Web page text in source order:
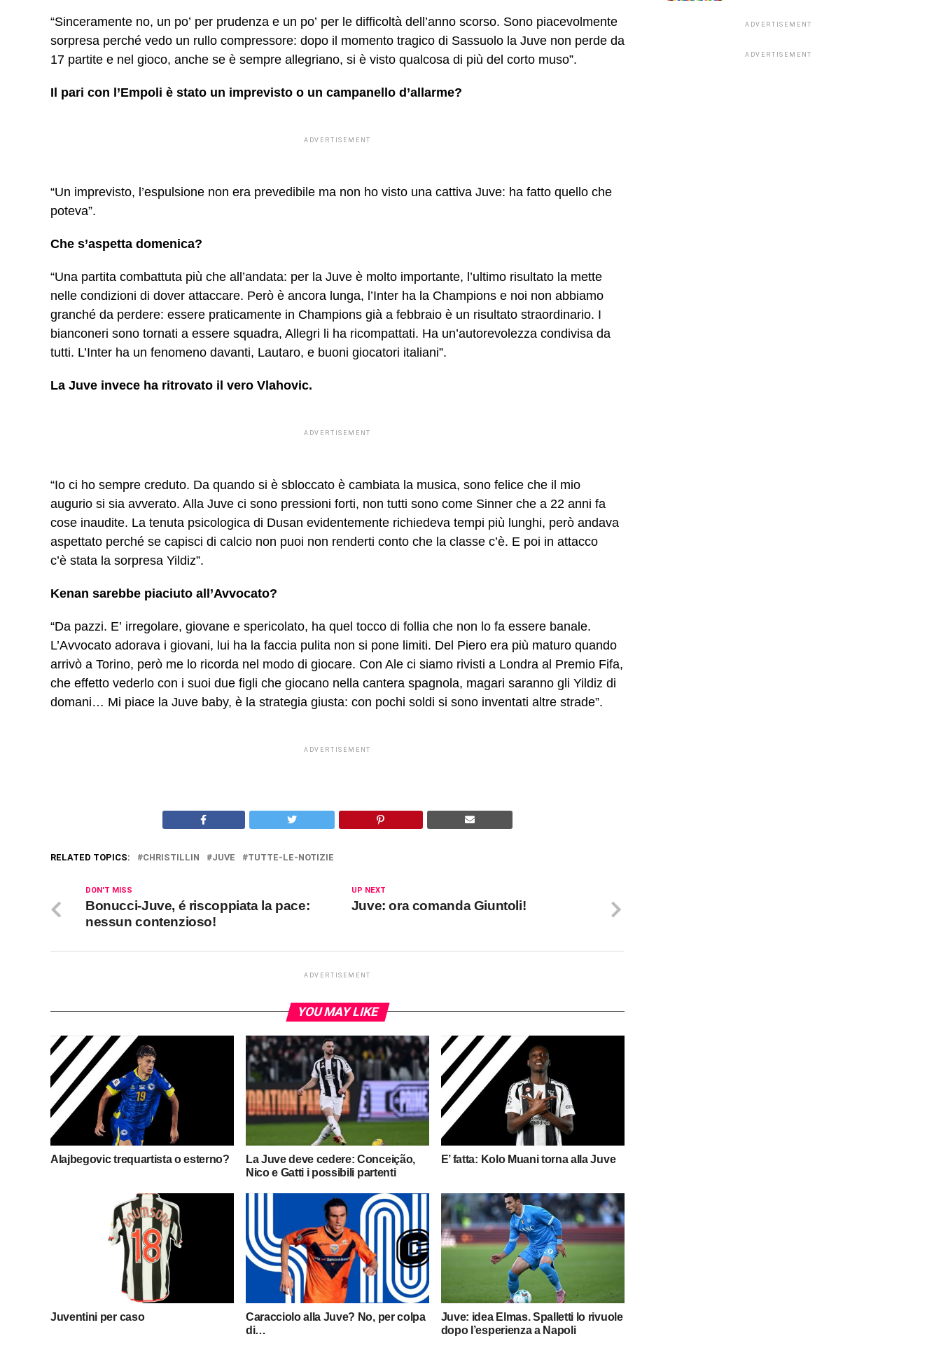
“Sinceramente no, un po’ per prudenza e un po’ per le difficoltà dell’anno scorso. Sono piacevolmente
sorpresa perché vedo un rullo compressore: dopo il momento tragico di Sassuolo la Juve non perde da
17 partite e nel gioco, anche se è sempre allegriano, si è visto qualcosa di più del corto muso”.
Il pari con l’Empoli è stato un imprevisto o un campanello d’allarme?
ADVERTISEMENT
“Un imprevisto, l’espulsione non era prevedibile ma non ho visto una cattiva Juve: ha fatto quello che
poteva”.
Che s’aspetta domenica?
“Una partita combattuta più che all’andata: per la Juve è molto importante, l’ultimo risultato la mette
nelle condizioni di dover attaccare. Però è ancora lunga, l’Inter ha la Champions e noi non abbiamo
granché da perdere: essere praticamente in Champions già a febbraio è un risultato straordinario. I
bianconeri sono tornati a essere squadra, Allegri li ha ricompattati. Ha un’autorevolezza condivisa da
tutti. L’Inter ha un fenomeno davanti, Lautaro, e buoni giocatori italiani”.
La Juve invece ha ritrovato il vero Vlahovic.
ADVERTISEMENT
“Io ci ho sempre creduto. Da quando si è sbloccato è cambiata la musica, sono felice che il mio
augurio si sia avverato. Alla Juve ci sono pressioni forti, non tutti sono come Sinner che a 22 anni fa
cose inaudite. La tenuta psicologica di Dusan evidentemente richiedeva tempi più lunghi, però andava
aspettato perché se capisci di calcio non puoi non renderti conto che la classe c’è. E poi in attacco
c’è stata la sorpresa Yildiz”.
Kenan sarebbe piaciuto all’Avvocato?
“Da pazzi. E’ irregolare, giovane e spericolato, ha quel tocco di follia che non lo fa essere banale.
L’Avvocato adorava i giovani, lui ha la faccia pulita non si pone limiti. Del Piero era più maturo quando
arrivò a Torino, però me lo ricorda nel modo di giocare. Con Ale ci siamo rivisti a Londra al Premio Fifa,
che effetto vederlo con i suoi due figli che giocano nella cantera spagnola, magari saranno gli Yildiz di
domani… Mi piace la Juve baby, è la strategia giusta: con pochi soldi si sono inventati altre strade”.
ADVERTISEMENT
RELATED TOPICS: CHRISTILLIN JUVE TUTTE-LE-NOTIZIE
UP NEXT
Juve: ora comanda Giuntoli!
DON'T MISS
Bonucci-Juve, é riscoppiata la pace:
nessun contenzioso!
ADVERTISEMENT
YOU MAY LIKE
Alajbegovic trequartista o esterno?
La Juve deve cedere: Conceição,
Nico e Gatti i possibili partenti
E’ fatta: Kolo Muani torna alla Juve
Juventini per caso
Caracciolo alla Juve? No, per colpa
di…
Juve: idea Elmas. Spalletti lo rivuole
dopo l’esperienza a Napoli
ADVERTISEMENT
ADVERTISEMENT